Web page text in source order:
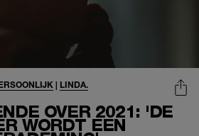
OVER 2021: 'DE
WORDT EEN
| LINDA.